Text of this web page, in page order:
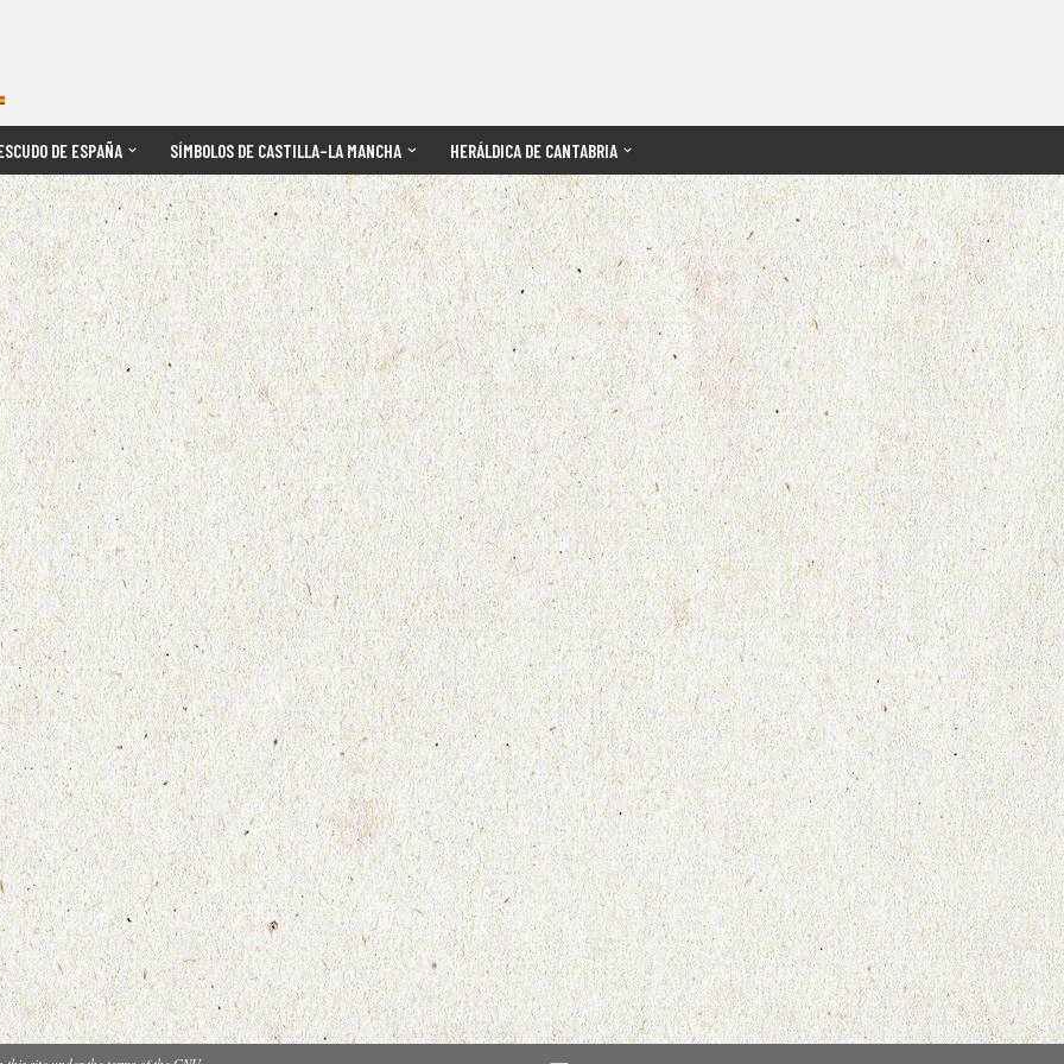
DE ESPAÑA SÍMBOLOS DE CASTILLA–LA MANCHA HERÁLDICA DE CANTABRIA